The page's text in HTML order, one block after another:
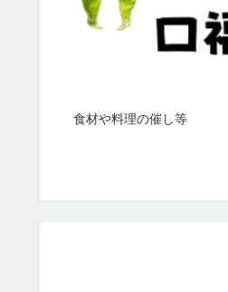
食材や料理の催し等